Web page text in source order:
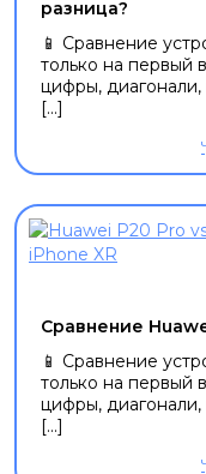
разница?
📱 Сравнение
только на первый
цифры,
[...]
Сравнение
📱 Сравнение
только на первый
цифры,
[...]